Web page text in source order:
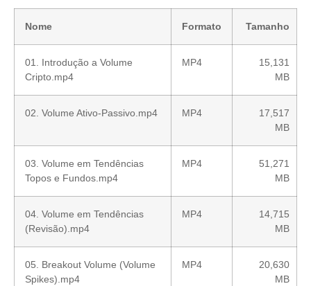
Nome Formato Tamanho
01. Introdução a Volume
Cripto.mp4
MP4
15,131
MB
02. Volume Ativo-Passivo.mp4 MP4
17,517
MB
03. Volume em Tendências
Topos e Fundos.mp4
MP4
51,271
MB
04. Volume em Tendências
(Revisão).mp4
MP4
14,715
MB
05. Breakout Volume (Volume
Spikes).mp4
MP4
20,630
MB